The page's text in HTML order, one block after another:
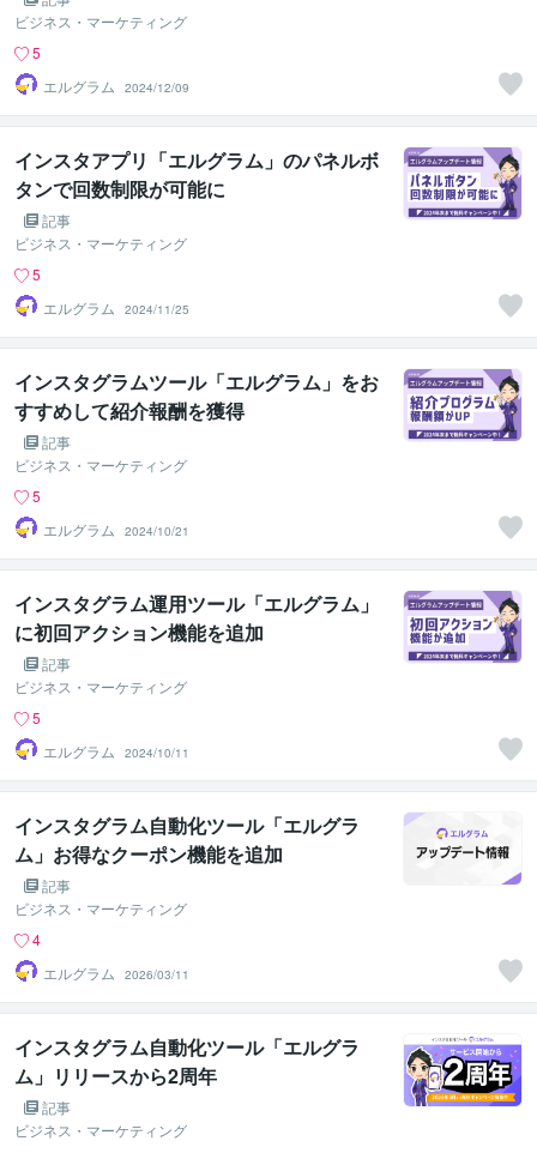
ビジネス・マーケティング
5
エルグラム
2024/12/09
インスタアプリ「エルグラム」のパネルボ
タンで回数制限が可能に
記事
ビジネス・マーケティング
5
エルグラム
2024/11/25
インスタグラムツール「エルグラム」をお
すすめして紹介報酬を獲得
記事
ビジネス・マーケティング
5
エルグラム
2024/10/21
インスタグラム運用ツール「エルグラム」
に初回アクション機能を追加
記事
ビジネス・マーケティング
5
エルグラム
2024/10/11
インスタグラム自動化ツール「エルグラ
ム」お得なクーポン機能を追加
記事
ビジネス・マーケティング
4
エルグラム
2026/03/11
インスタグラム自動化ツール「エルグラ
ム」リリースから2周年
記事
ビジネス・マーケティング